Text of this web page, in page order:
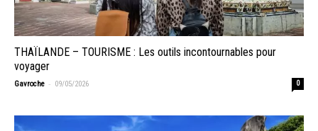
THAÏLANDE – TOURISME : Les outils incontournables pour
voyager
Gavroche - 09/05/2026 0